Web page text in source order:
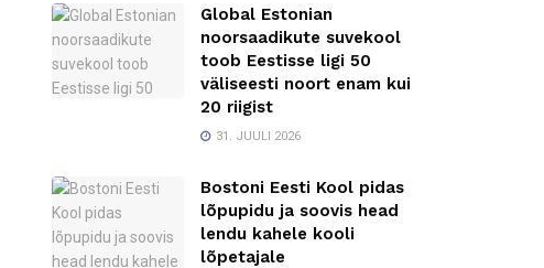
Global Estonian
noorsaadikute suvekool
toob Eestisse ligi 50
väliseesti noort enam kui
20 riigist
31. JUULI 2026
Bostoni Eesti Kool pidas
lõpupidu ja soovis head
lendu kahele kooli
lõpetajale